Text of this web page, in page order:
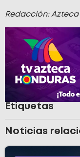
Redacción:
Etiquetas
Noticias